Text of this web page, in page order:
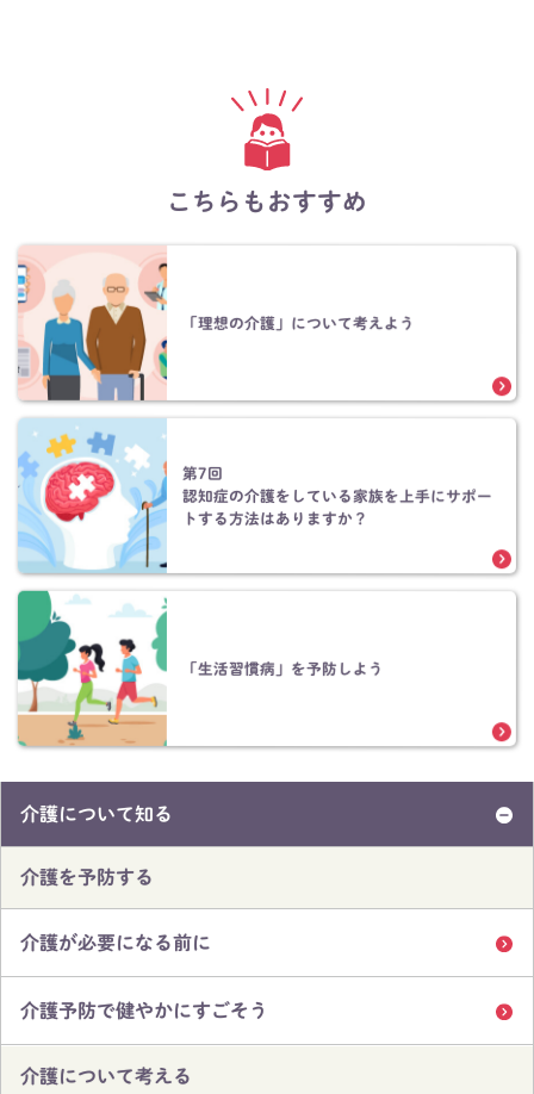
こちらもおすすめ
「理想の介護」について考えよう
第7回
認知症の介護をしている家族を上手にサポー
トする方法はありますか？
「生活習慣病」を予防しよう
介護について知る
介護を予防する
介護が必要になる前に
介護予防で健やかにすごそう
介護について考える